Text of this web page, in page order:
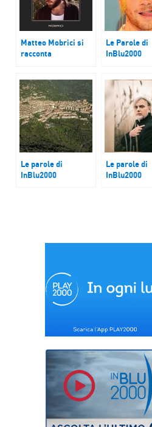
Matteo Mobrici si
racconta
Le Parole di
InBlu2000
Le parole di
InBlu2000
Le parole di
InBlu2000